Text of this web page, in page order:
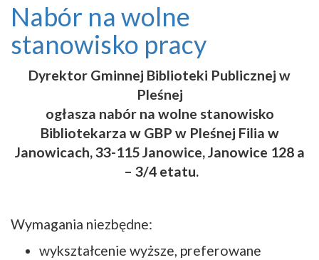
Nabór na wolne
stanowisko pracy
Dyrektor Gminnej Biblioteki Publicznej w
Pleśnej
ogłasza nabór na wolne stanowisko
Bibliotekarza w GBP w Pleśnej Filia w
Janowicach, 33-115 Janowice, Janowice 128 a
– 3/4 etatu.
Wymagania niezbędne:
wykształcenie wyższe, preferowane